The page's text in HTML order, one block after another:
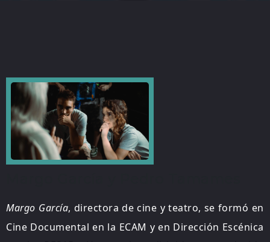
Margo García, directora de cine y teatro, se formó en
Cine Documental en la ECAM y en Dirección Escénica